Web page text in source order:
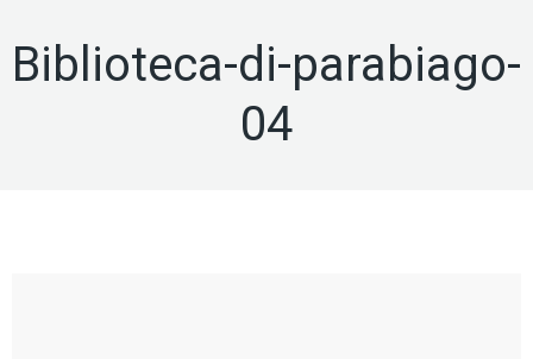
Biblioteca-di-parabiago-
04